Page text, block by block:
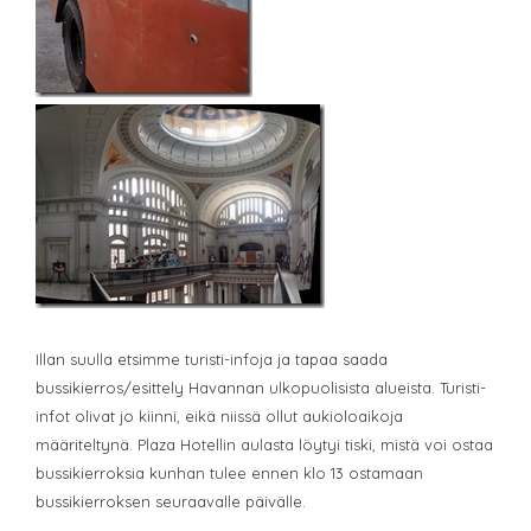
Illan suulla etsimme turisti-infoja ja tapaa saada
bussikierros/esittely Havannan ulkopuolisista alueista. Turisti-
infot olivat jo kiinni, eikä niissä ollut aukioloaikoja
määriteltynä. Plaza Hotellin aulasta löytyi tiski, mistä voi ostaa
bussikierroksia kunhan tulee ennen klo 13 ostamaan
bussikierroksen seuraavalle päivälle.